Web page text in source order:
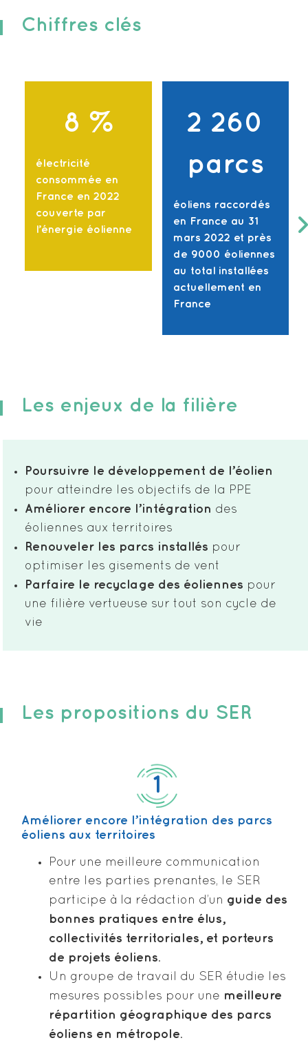
Chiffres clés
8 %
électricité
consommée en
France en 2022
couverte par
l’énergie éolienne
2 260
parcs
éoliens raccordés
en France au 31
mars 2022 et près
de 9000 éoliennes
au total installées
actuellement en
France
Les enjeux de la filière
Poursuivre le développement de l’éolien
pour atteindre les objectifs de la PPE
Améliorer encore l’intégration des
éoliennes aux territoires
Renouveler les parcs installés pour
optimiser les gisements de vent
Parfaire le recyclage des éoliennes pour
une filière vertueuse sur tout son cycle de
vie
Les propositions du SER
1
Améliorer encore l’intégration des parcs
éoliens aux territoires
Pour une meilleure communication
entre les parties prenantes, le SER
participe à la rédaction d’un guide des
bonnes pratiques entre élus,
collectivités territoriales, et porteurs
de projets éoliens.
Un groupe de travail du SER étudie les
mesures possibles pour une meilleure
répartition géographique des parcs
éoliens en métropole.